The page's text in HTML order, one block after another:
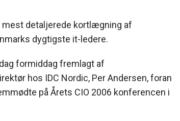
mest detaljerede kortlægning af
dygtigste it-ledere.
formiddag fremlagt af
hos IDC Nordic, Per Andersen, foran
på Årets CIO 2006 konferencen i